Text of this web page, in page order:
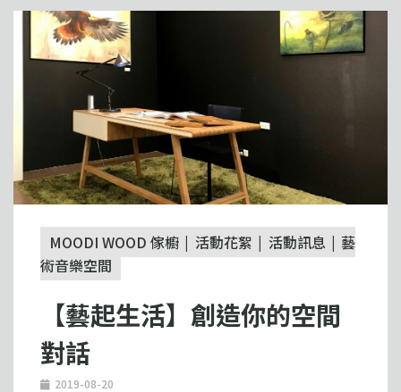
MOODI WOOD 傢櫥 活動花絮 活動訊息
藝
術音樂空間
【藝起生活】創造你的空間
對話
2019-08-20